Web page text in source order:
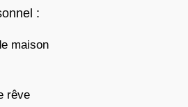
:
maison
rêve